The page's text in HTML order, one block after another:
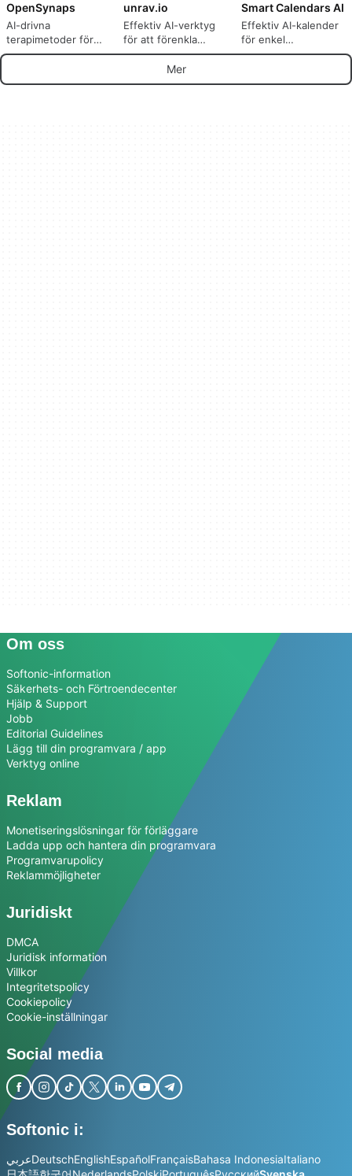
OpenSynaps
AI-drivna
terapimetoder för
mental hälsa
unrav.io
Effektiv AI-verktyg
för att förenkla
uppgifter
Smart Calendars AI
Effektiv AI-kalender
för enkel
schemaläggning
Mer
Om oss
Softonic-information
Säkerhets- och Förtroendecenter
Hjälp & Support
Jobb
Editorial Guidelines
Lägg till din programvara / app
Verktyg online
Reklam
Monetiseringslösningar för förläggare
Ladda upp och hantera din programvara
Programvarupolicy
Reklammöjligheter
Juridiskt
DMCA
Juridisk information
Villkor
Integritetspolicy
Cookiepolicy
Cookie-inställningar
Social media
Softonic i:
عربيDeutschEnglishEspañolFrançaisBahasa IndonesiaItaliano